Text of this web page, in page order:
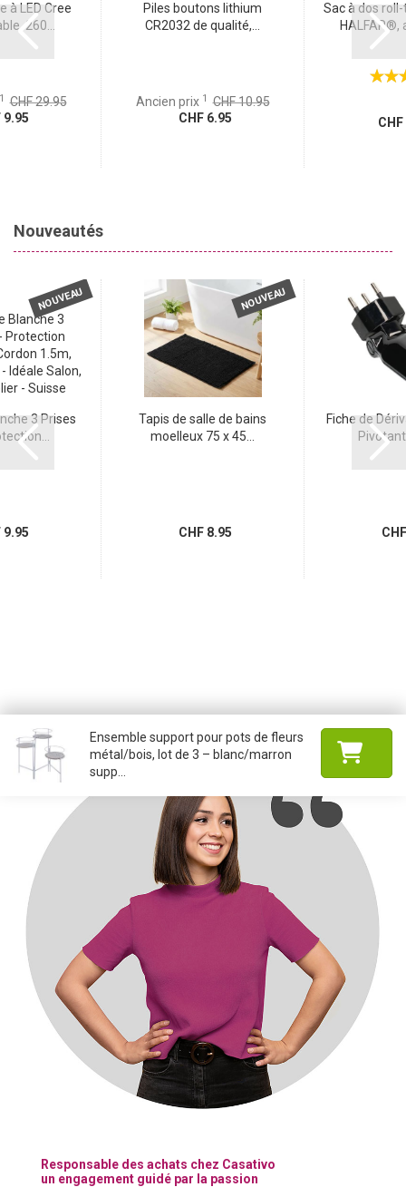
à LED Cree
260...
CHF 29.95
Piles boutons lithium
CR2032 de qualité,...
Ancien prix 1 CHF 10.95
CHF 6.95
Sac à dos
HALFAR®,
Nouveautés
NOUVEAU
3 Prises
NOUVEAU
Tapis de salle de bains
moelleux 75 x 45...
CHF 8.95
Fiche de
Ensemble support pour pots de fleurs
métal/bois, lot de 3 – blanc/marron
supp...
Responsable des achats chez Casativo
un engagement guidé par la passion